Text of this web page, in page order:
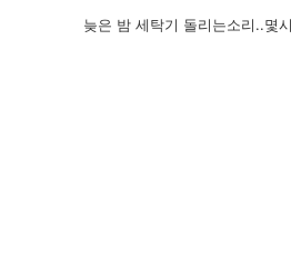
늦은 밤 세탁기 돌리는소리..몇